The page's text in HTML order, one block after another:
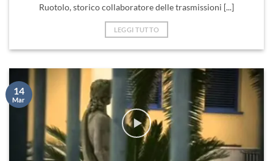
Ruotolo, storico collaboratore delle trasmissioni [...]
LEGGI TUTTO
14
Mar